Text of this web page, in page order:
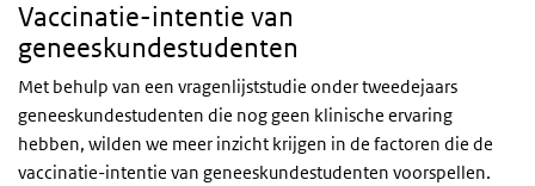
Vaccinatie-intentie van
geneeskundestudenten
Met behulp van een vragenlijststudie onder tweedejaars
geneeskundestudenten die nog geen klinische ervaring
hebben, wilden we meer inzicht krijgen in de factoren die de
vaccinatie-intentie van geneeskundestudenten voorspellen.